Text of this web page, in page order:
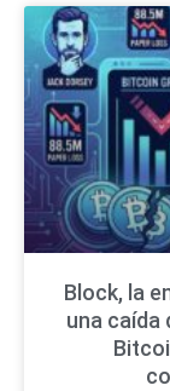
Block, la
una caída